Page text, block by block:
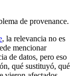
de provenance.
, la relevancia no es
mencionar
de datos, pero eso
qué sustituyó, qué